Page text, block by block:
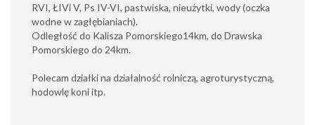
RVI, ŁIVi V, Ps IV-VI, pastwiska, nieużytki, wody (oczka
wodne w zagłębianiach).
Odległość do Kalisza Pomorskiego14km, do Drawska
Pomorskiego do 24km.
Polecam działki na działalność rolniczą, agroturystyczną,
hodowlę koni itp.